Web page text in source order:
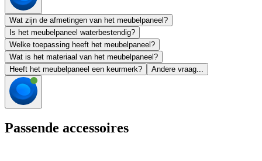
Wat zijn de afmetingen van het meubelpaneel?
Is het meubelpaneel waterbestendig?
Welke toepassing heeft het meubelpaneel?
Wat is het materiaal van het meubelpaneel?
Heeft het meubelpaneel een keurmerk?
Andere vraag...
Passende accessoires